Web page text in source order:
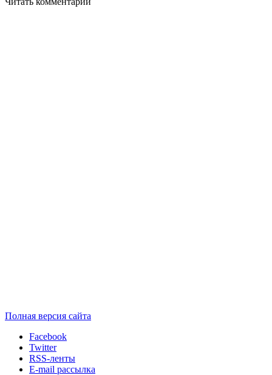
Полная версия сайта
Facebook
Twitter
RSS-ленты
E-mail рассылка